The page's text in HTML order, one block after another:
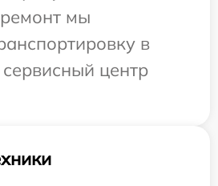
мы
в
центр